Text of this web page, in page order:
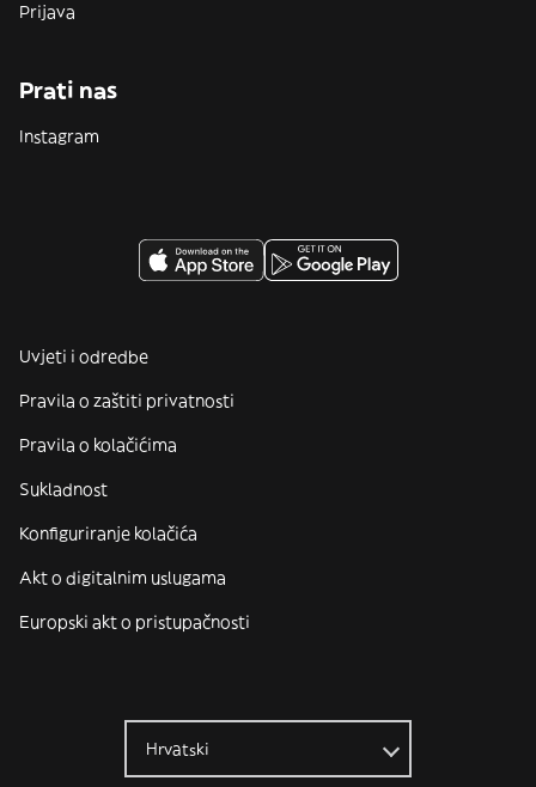
Prijava
Prati nas
Instagram
Uvjeti i odredbe
Pravila o zaštiti privatnosti
Pravila o kolačićima
Sukladnost
Konfiguriranje kolačića
Akt o digitalnim uslugama
Europski akt o pristupačnosti